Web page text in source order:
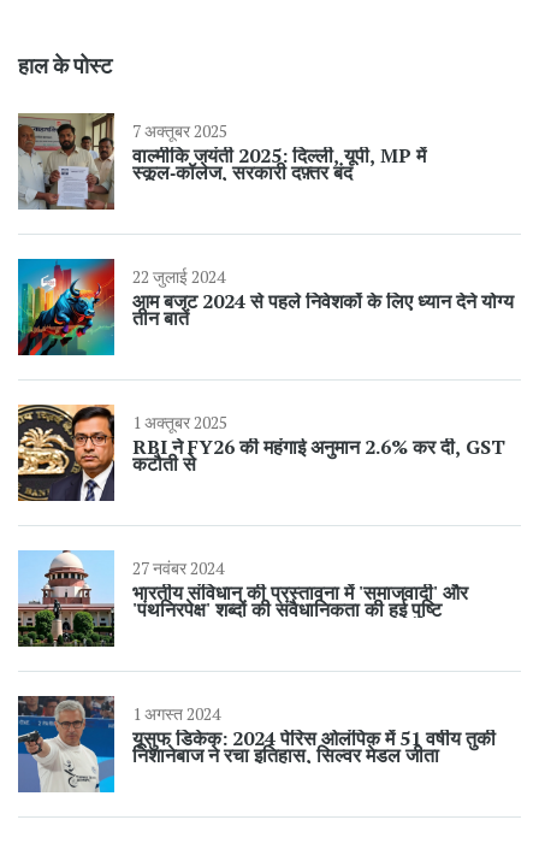
हाल के पोस्ट
7 अक्तूबर 2025
वाल्मीकि जयंती 2025: दिल्ली, यूपी, MP में
स्कूल‑कॉलेज, सरकारी दफ़्तर बंद
22 जुलाई 2024
आम बजट 2024 से पहले निवेशकों के लिए ध्यान देने योग्य
तीन बातें
1 अक्तूबर 2025
RBI ने FY26 की महंगाई अनुमान 2.6% कर दी, GST
कटौती से
27 नवंबर 2024
भारतीय संविधान की प्रस्तावना में 'समाजवादी' और
'पंथनिरपेक्ष' शब्दों की संवैधानिकता की हुई पुष्टि
1 अगस्त 2024
यूसुफ डिकेक: 2024 पेरिस ओलंपिक में 51 वर्षीय तुर्की
निशानेबाज ने रचा इतिहास, सिल्वर मेडल जीता